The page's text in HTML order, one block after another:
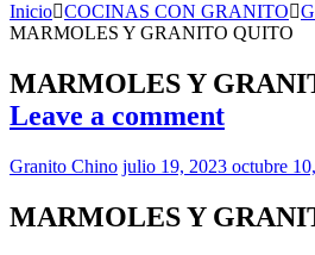
Inicio COCINAS CON GRANITO
MARMOLES Y GRANITO QUITO
MARMOLES Y
Leave a comment
Granito Chino julio 19, 2023 octubre
MARMOLES Y